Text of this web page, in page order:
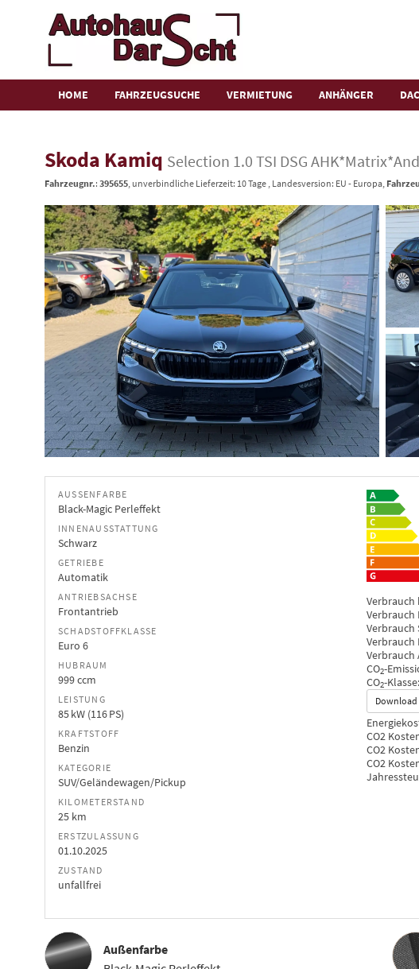
HOME FAHRZEUGSUCHE VERMIETUNG ANHÄNGER
Skoda Kamiq Selection 1.0 TSI DSG
Fahrzeugnr.: 395655 , unverbindliche Lieferzeit: 10 Tage , Landesversion: EU - Europa,
AUSSENFARBE
Black-Magic Perleffekt
INNENAUSSTATTUNG
Schwarz
GETRIEBE
Automatik
ANTRIEBSACHSE
Frontantrieb
SCHADSTOFFKLASSE
Euro 6
HUBRAUM
999 ccm
LEISTUNG
85 kW (116 PS)
KRAFTSTOFF
Benzin
KATEGORIE
SUV/Geländewagen/Pickup
KILOMETERSTAND
25 km
ERSTZULASSUNG
01.10.2025
ZUSTAND
unfallfrei
Verbrauch
Verbrauch
CO2-
CO2-Klasse:
Download
CO2
CO2
CO2
Außenfarbe